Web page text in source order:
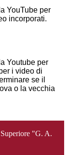
YouTube per
incorporati.
Youtube per
i video di
se il
o la vecchia
"G. A.